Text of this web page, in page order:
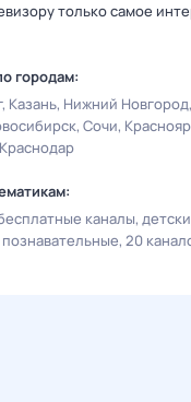
только самое
городам:
Казань Нижний Новгород
Сочи
Краснодар
каналы
познавательные 20